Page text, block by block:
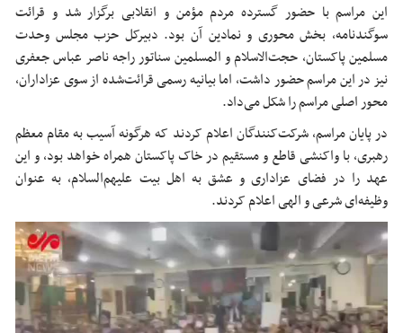
این مراسم با حضور گسترده مردم مؤمن و انقلابی برگزار شد و قرائت
سوگندنامه، بخش محوری و نمادین آن بود. دبیرکل حزب مجلس وحدت
مسلمین پاکستان، حجت‌الاسلام و المسلمین سناتور راجه ناصر عباس جعفری
نیز در این مراسم حضور داشت، اما بیانیه رسمی قرائت‌شده از سوی عزاداران،
محور اصلی مراسم را شکل می‌داد.
در پایان مراسم، شرکت‌کنندگان اعلام کردند که هرگونه آسیب به مقام معظم
رهبری، با واکنشی قاطع و مستقیم در خاک پاکستان همراه خواهد بود، و این
عهد را در فضای عزاداری و عشق به اهل بیت علیهم‌السلام، به عنوان
وظیفه‌ای شرعی و الهی اعلام کردند.